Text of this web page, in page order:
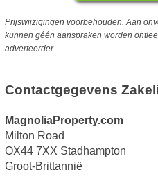
Prijswijzigingen voorbehouden. Aan
kunnen géén aanspraken worden
adverteerder.
Contactgegevens
MagnoliaProperty.com
Milton Road
OX44 7XX Stadhampton
Groot-Brittannië